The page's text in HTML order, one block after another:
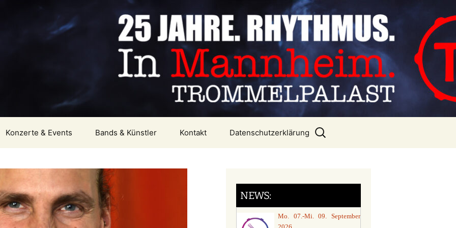
Mannheim e. V.
Konzerte & Events Bands & Künstler Kontakt Datenschutzerklärung
Suchen
nach:
NEWS:
Mo. 07.-Mi. 09. September